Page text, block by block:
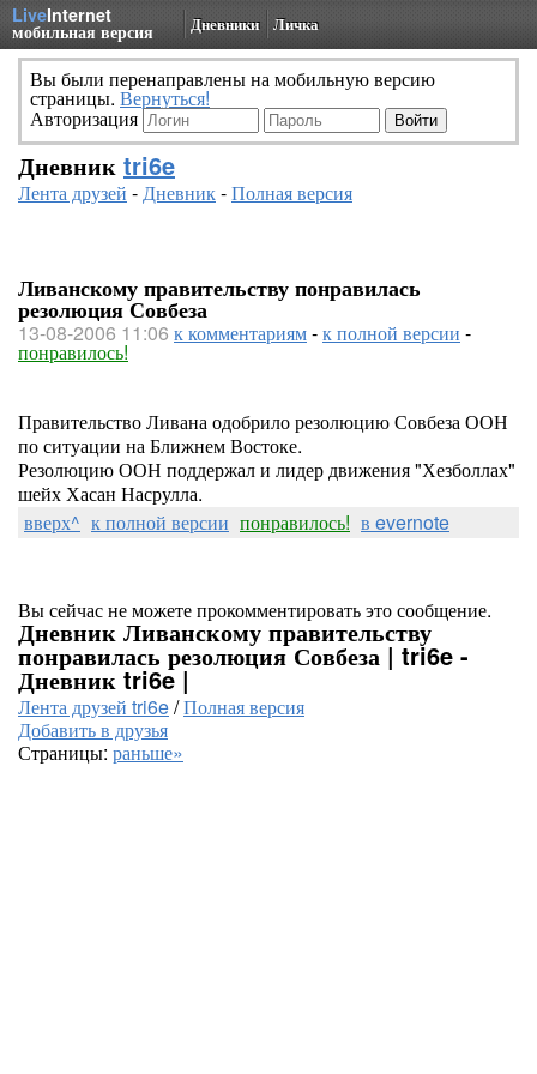
LiveInternet
мобильная версия Дневники Личка
Вы были перенаправлены на мобильную версию
страницы. Вернуться!
Авторизация
Дневник tri6e
Лента друзей -Дневник-Полная версия
Ливанскому правительству понравилась
резолюция Совбеза
13-08-2006 11:06 к комментариям-к полной версии -
понравилось!
Правительство Ливана одобрило резолюцию Совбеза ООН
по ситуации на Ближнем Востоке.
Резолюцию ООН поддержал и лидер движения "Хезболлах"
шейх Хасан Насрулла.
вверх^ к полной версии понравилось! в evernote
Вы сейчас не можете прокомментировать это сообщение.
Дневник Ливанскому правительству
понравилась резолюция Совбеза | tri6e -
Дневник tri6e |
Лента друзей tri6e/Полная версия
Добавить в друзья
Страницы: раньше»